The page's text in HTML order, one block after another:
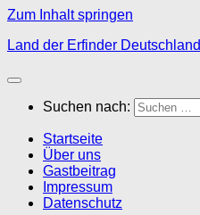
Zum Inhalt springen
Land der Erfinder Deutschland
Suchen nach:
Startseite
Über uns
Gastbeitrag
Impressum
Datenschutz